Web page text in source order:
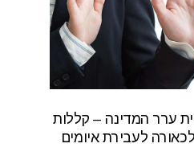
ערר המדינה – קללות
לעבירת איומים